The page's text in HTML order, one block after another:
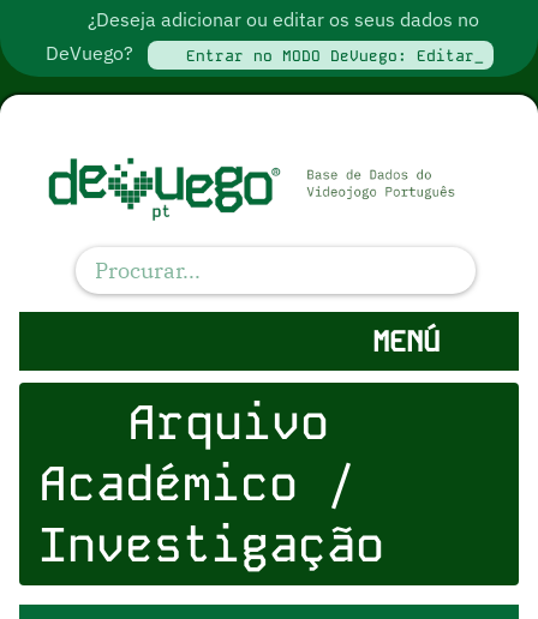
¿Deseja adicionar ou editar os seus dados no
DeVuego?
Entrar no MODO DeVuego: Editar_
MENÚ
Arquivo
Académico /
Investigação